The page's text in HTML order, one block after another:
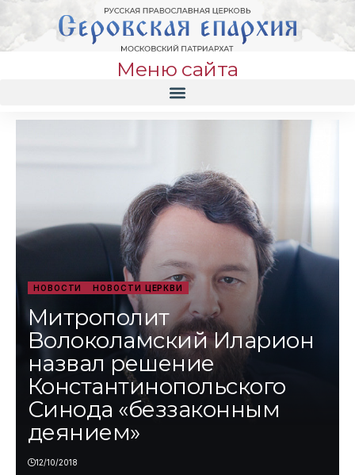
Меню сайта
НОВОСТИ НОВОСТИ ЦЕРКВИ
Митрополит
Волоколамский Иларион
назвал решение
Константинопольского
Синода «беззаконным
деянием»
12/10/2018